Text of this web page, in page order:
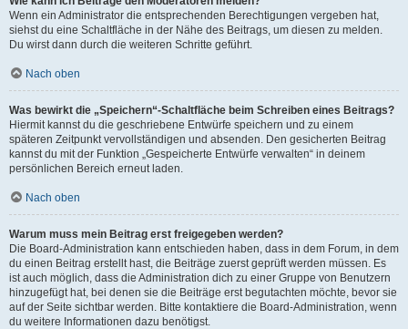
Wenn ein Administrator die entsprechenden Berechtigungen vergeben hat,
siehst du eine Schaltfläche in der Nähe des Beitrags, um diesen zu melden.
Du wirst dann durch die weiteren Schritte geführt.
Nach oben
Was bewirkt die „Speichern“-Schaltfläche beim Schreiben eines Beitrags?
Hiermit kannst du die geschriebene Entwürfe speichern und zu einem
späteren Zeitpunkt vervollständigen und absenden. Den gesicherten Beitrag
kannst du mit der Funktion „Gespeicherte Entwürfe verwalten“ in deinem
persönlichen Bereich erneut laden.
Nach oben
Warum muss mein Beitrag erst freigegeben werden?
Die Board-Administration kann entschieden haben, dass in dem Forum, in dem
du einen Beitrag erstellt hast, die Beiträge zuerst geprüft werden müssen. Es
ist auch möglich, dass die Administration dich zu einer Gruppe von Benutzern
hinzugefügt hat, bei denen sie die Beiträge erst begutachten möchte, bevor sie
auf der Seite sichtbar werden. Bitte kontaktiere die Board-Administration, wenn
du weitere Informationen dazu benötigst.